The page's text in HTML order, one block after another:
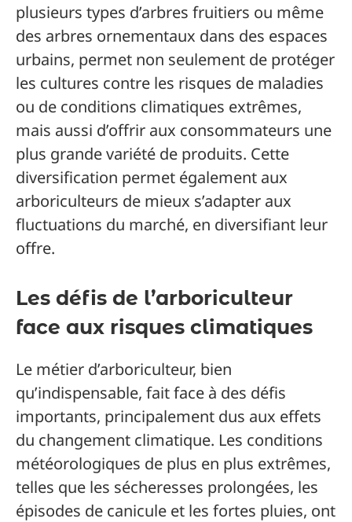
plusieurs types d’arbres fruitiers ou même
des arbres ornementaux dans des espaces
urbains, permet non seulement de protéger
les cultures contre les risques de maladies
ou de conditions climatiques extrêmes,
mais aussi d’offrir aux consommateurs une
plus grande variété de produits. Cette
diversification permet également aux
arboriculteurs de mieux s’adapter aux
fluctuations du marché, en diversifiant leur
offre.
Les défis de l’arboriculteur
face aux risques climatiques
Le métier d’arboriculteur, bien
qu’indispensable, fait face à des défis
importants, principalement dus aux effets
du changement climatique. Les conditions
météorologiques de plus en plus extrêmes,
telles que les sécheresses prolongées, les
épisodes de canicule et les fortes pluies, ont